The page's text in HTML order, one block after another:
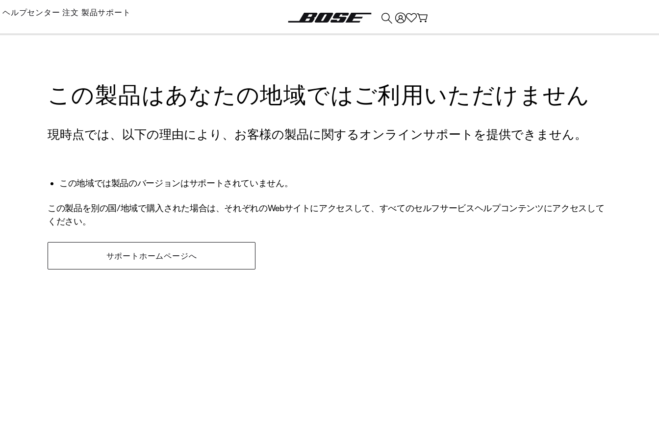
Skip
Main
ヘルプセンター 注文 製品サポート
この製品はあなたの地域ではご利用いただけません
現時点では、以下の理由により、お客様の製品に関するオンラインサポートを提供できません。
この地域では製品のバージョンはサポートされていません。
この製品を別の国/地域で購入された場合は、それぞれのWebサイトにアクセスして、すべてのセルフサービスヘルプコンテンツにアクセスして
ください。
サポートホームページへ